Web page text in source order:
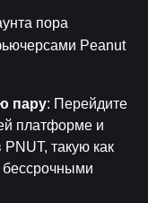
пора
Peanut
пару: Перейдите
платформе и
такую как
бессрочными